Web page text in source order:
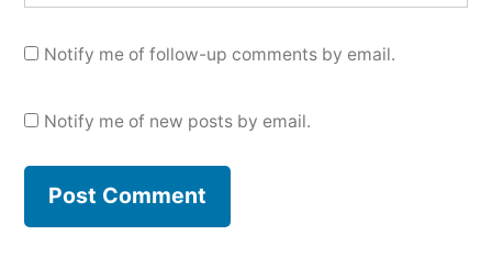
Notify me of follow-up comments by email.
Notify me of new posts by email.